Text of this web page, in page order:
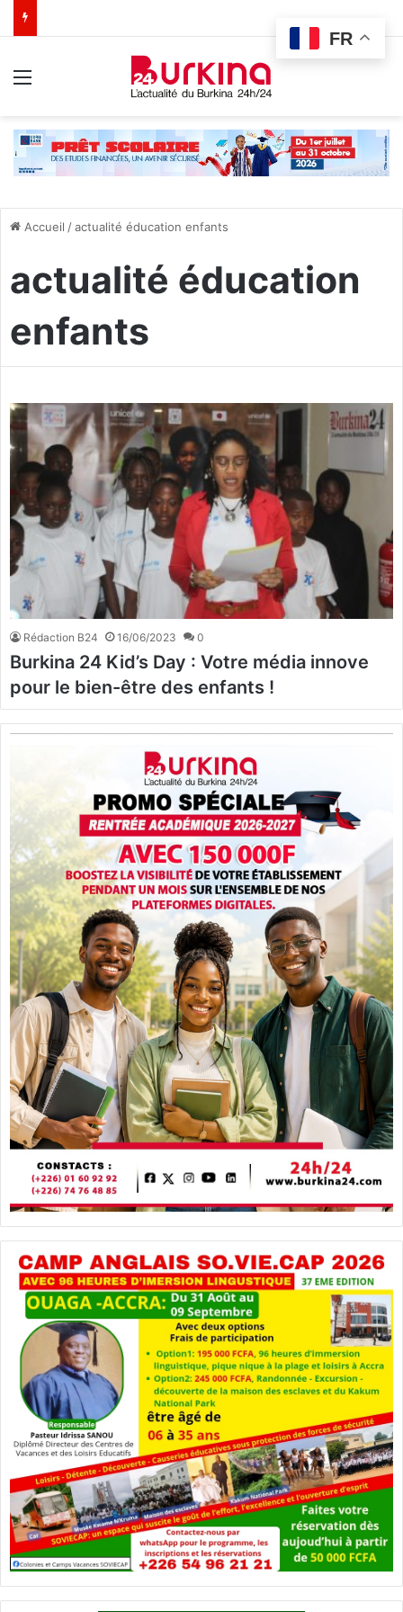
Accueil /actualité éducation enfants
actualité éducation
enfants
Rédaction B24 16/06/2023 0
Burkina 24 Kid’s Day : Votre média innove
pour le bien-être des enfants !
FR